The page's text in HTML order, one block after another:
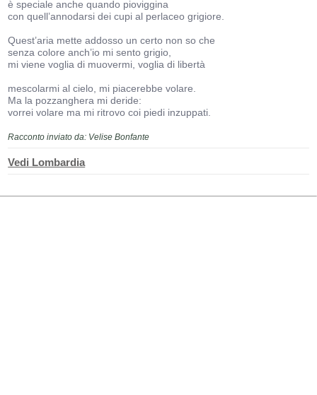
è speciale anche quando pioviggina
con quell’annodarsi dei cupi al perlaceo grigiore.
Quest’aria mette addosso un certo non so che
senza colore anch’io mi sento grigio,
mi viene voglia di muovermi, voglia di libertà
mescolarmi al cielo, mi piacerebbe volare.
Ma la pozzanghera mi deride:
vorrei volare ma mi ritrovo coi piedi inzuppati.
Racconto inviato da: Velise Bonfante
Vedi Lombardia